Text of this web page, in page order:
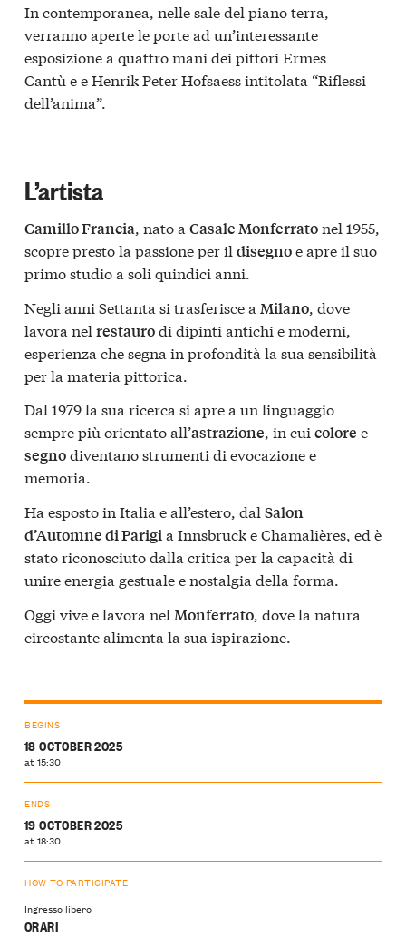
In contemporanea, nelle sale del piano terra,
verranno aperte le porte ad un’interessante
esposizione a quattro mani dei pittori Ermes
Cantù e eHenrik Peter Hofsaess intitolata “Riflessi
dell’anima”.
L’artista
Camillo Francia, nato a Casale Monferratonel 1955,
scopre presto la passione per il disegnoe apre il suo
primo studio a soli quindici anni.
Negli anni Settanta si trasferisce a Milano, dove
lavora nel restaurodi dipinti antichi e moderni,
esperienza che segna in profondità la sua sensibilità
per la materia pittorica.
Dal 1979 la sua ricerca si apre a un linguaggio
sempre più orientato all’astrazione, in cui colore e
segnodiventano strumenti di evocazione e
memoria.
Ha esposto in Italia e all’estero, dal Salon
d’Automne di Parigia Innsbruck e Chamalières, ed è
stato riconosciuto dalla critica per la capacità di
unire energia gestuale e nostalgia della forma.
Oggi vive e lavora nel Monferrato , dove la natura
circostante alimenta la sua ispirazione.
BEGINS
18 OCTOBER 2025
at 15:30
ENDS
19 OCTOBER 2025
at 18:30
HOW TO PARTICIPATE
Ingresso libero
ORARI